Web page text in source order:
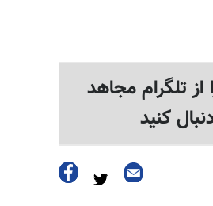
از تلگرام مجاهد
کنید